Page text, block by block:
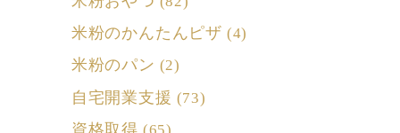
米粉のかんたんピザ (4)
米粉のパン (2)
自宅開業支援 (73)